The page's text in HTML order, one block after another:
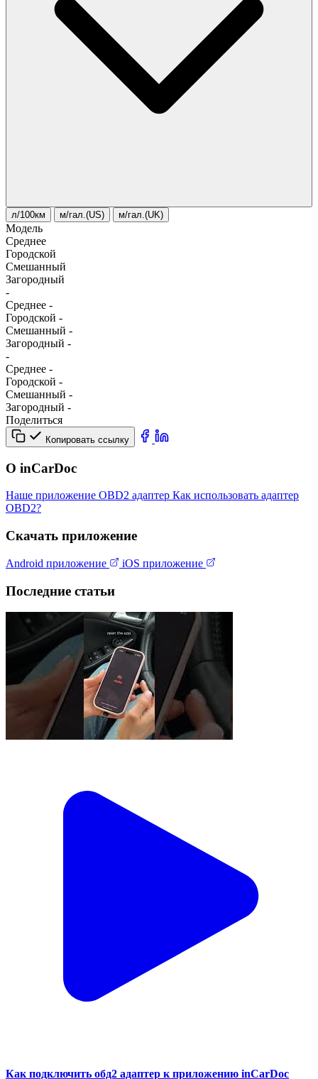
л/100км м/гал.(US) м/гал.(UK)
Модель
Среднее
Городской
Смешанный
Загородный
-
Среднее -
Городской -
Смешанный -
Загородный -
-
Среднее -
Городской -
Смешанный -
Загородный -
Поделиться
Копировать ссылку
О inCarDoc
Наше приложение OBD2 адаптер Как использовать адаптер
OBD2?
Скачать приложение
Android приложение iOS приложение
Последние статьи
Как подключить обд2 адаптер к приложению inCarDoc